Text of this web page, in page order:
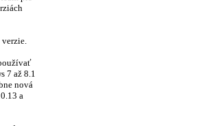
7 až 8.1
nová
a